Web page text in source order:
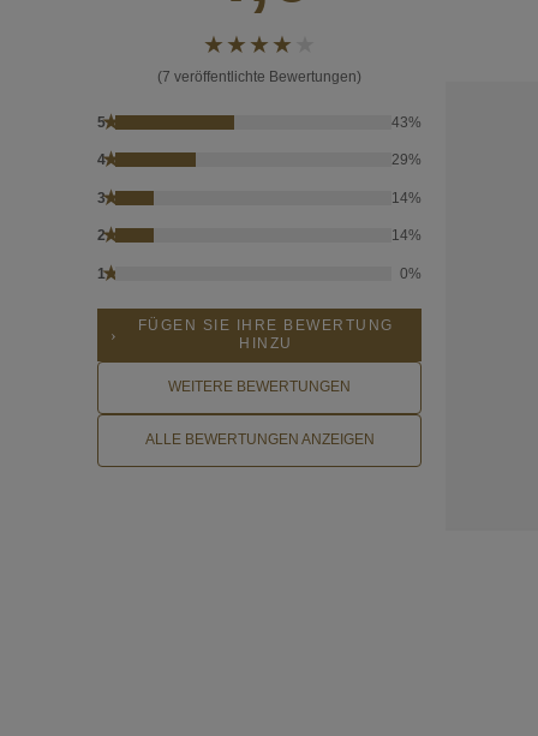
(7 veröffentlichte Bewertungen)
5★ 43%
4★ 29%
3★ 14%
2★ 14%
1★ 0%
FÜGEN SIE IHRE BEWERTUNG
HINZU
WEITERE BEWERTUNGEN
ALLE BEWERTUNGEN ANZEIGEN